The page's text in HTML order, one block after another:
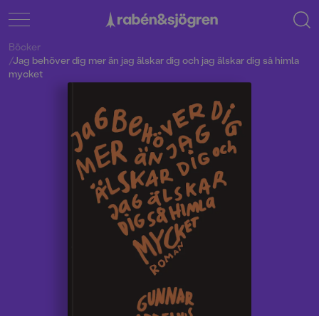
Böcker
/Jag behöver dig mer än jag älskar dig och jag älskar dig så himla
mycket